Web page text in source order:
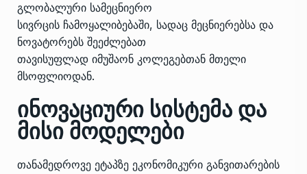
გლობალური სამეცნიერო
სივრცის ჩამოყალიბებაში, სადაც მეცნიერებსა და
ნოვატორებს შეეძლებათ
თავისუფლად იმუშაონ კოლეგებთან მთელი
მსოფლიოდან.
ინოვაციური სისტემა და
მისი მოდელები
თანამედროვე ეტაპზე ეკონომიკური განვითარების